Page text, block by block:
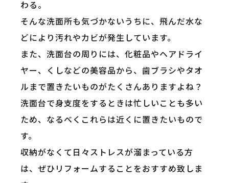
わる。
そんな洗面所も気づかないうちに、飛んだ水な
どにより汚れやカビが発生しています。
また、洗面台の周りには、化粧品やヘアドライ
ヤー、くしなどの美容品から、歯ブラシやタオ
ルまで置きたいものがたくさんありますよね？
洗面台で身支度をするときは忙しいことも多い
ため、なるべくこれらは近くに置きたいもので
す。
収納がなくて日々ストレスが溜まっている方
は、ぜひリフォームすることをおすすめ致しま